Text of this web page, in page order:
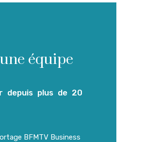
équipe
depuis plus de 20
BFMTV Business